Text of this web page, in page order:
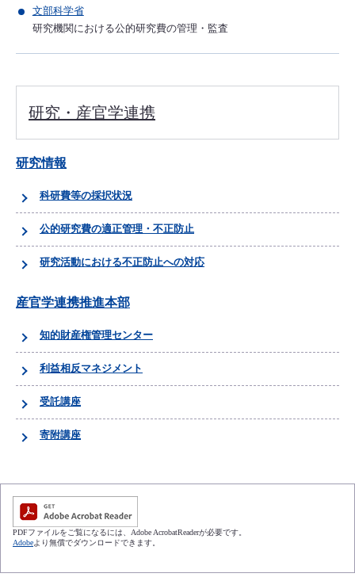
文部科学省
研究機関における公的研究費の管理・監査
研究・産官学連携
研究情報
科研費等の採択状況
公的研究費の適正管理・不正防止
研究活動における不正防止への対応
産官学連携推進本部
知的財産権管理センター
利益相反マネジメント
受託講座
寄附講座
PDFファイルをご覧になるには、Adobe AcrobatReaderが必要です。
Adobeより無償でダウンロードできます。